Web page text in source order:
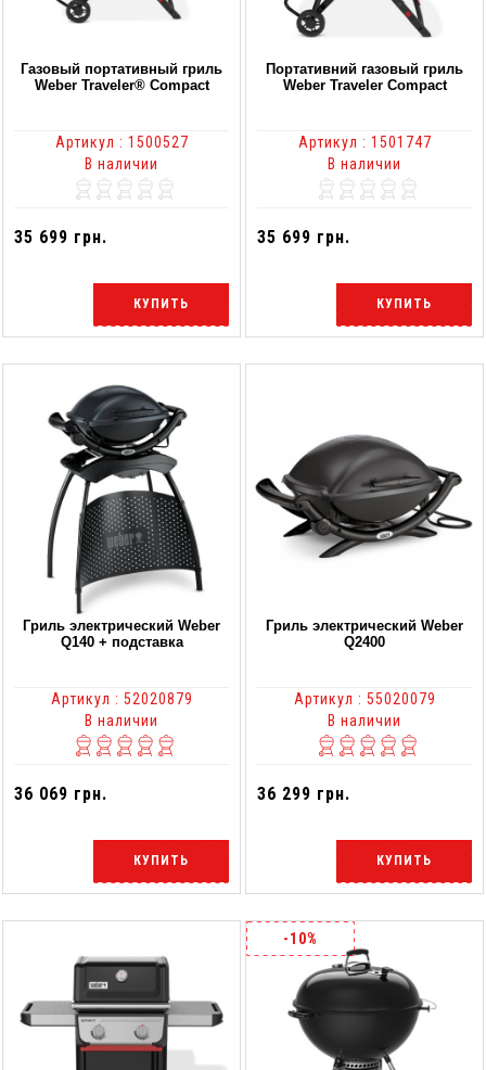
Газовый портативный гриль
Weber Traveler® Compact
Артикул : 1500527
В наличии
35 699 грн.
КУПИТЬ
Портативний газовый гриль
Weber Traveler Compact
Артикул : 1501747
В наличии
35 699 грн.
КУПИТЬ
Гриль электрический Weber
Q140 + подставка
Артикул : 52020879
В наличии
36 069 грн.
КУПИТЬ
Гриль электрический Weber
Q2400
Артикул : 55020079
В наличии
36 299 грн.
КУПИТЬ
-10%